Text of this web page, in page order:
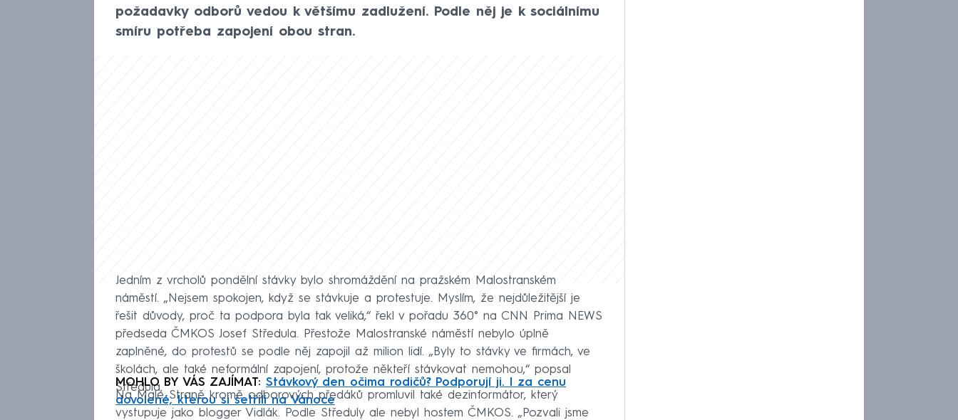
požadavky odborů vedou k většímu zadlužení. Podle něj je k sociálnímu
smíru potřeba zapojení obou stran.
Jedním z vrcholů pondělní stávky bylo shromáždění na pražském Malostranském
náměstí. „Nejsem spokojen, když se stávkuje a protestuje. Myslím, že nejdůležitější je
řešit důvody, proč ta podpora byla tak veliká,“ řekl v pořadu 360° na CNN Prima NEWS
předseda ČMKOS Josef Středula. Přestože Malostranské náměstí nebylo úplně
zaplněné, do protestů se podle něj zapojil až milion lidí. „Byly to stávky ve firmách, ve
školách, ale také neformální zapojení, protože někteří stávkovat nemohou,“ popsal
Středula.
MOHLO BY VÁS ZAJÍMAT: Stávkový den očima rodičů? Podporují ji. I za cenu
dovolené, kterou si šetřili na Vánoce
Na Malé Straně kromě odborových předáků promluvil také dezinformátor, který
vystupuje jako blogger Vidlák. Podle Středuly ale nebyl hostem ČMKOS. „Pozvali jsme